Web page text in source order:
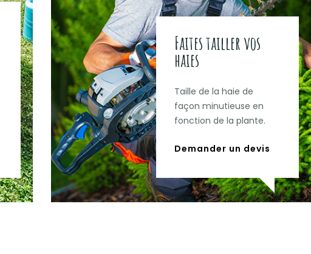
Faites tailler vos
haies
Taille de la haie de
façon minutieuse en
fonction de la plante.
Demander un devis